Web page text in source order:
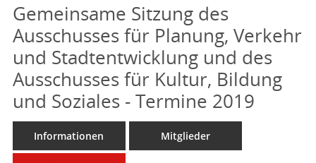
Gemeinsame Sitzung des
Ausschusses für Planung, Verkehr
und Stadtentwicklung und des
Ausschusses für Kultur, Bildung
und Soziales - Termine 2019
Informationen Mitglieder